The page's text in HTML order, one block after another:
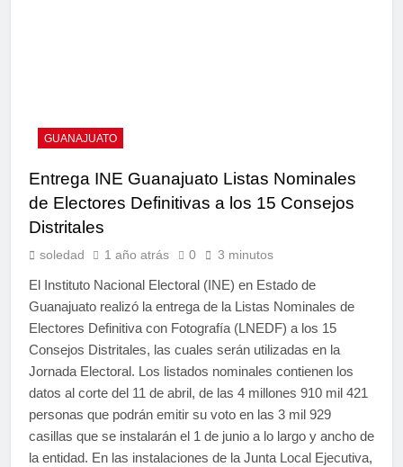
GUANAJUATO
Entrega INE Guanajuato Listas Nominales
de Electores Definitivas a los 15 Consejos
Distritales
soledad 1 año atrás 0 3 minutos
El Instituto Nacional Electoral (INE) en Estado de
Guanajuato realizó la entrega de la Listas Nominales de
Electores Definitiva con Fotografía (LNEDF) a los 15
Consejos Distritales, las cuales serán utilizadas en la
Jornada Electoral. Los listados nominales contienen los
datos al corte del 11 de abril, de las 4 millones 910 mil 421
personas que podrán emitir su voto en las 3 mil 929
casillas que se instalarán el 1 de junio a lo largo y ancho de
la entidad. En las instalaciones de la Junta Local Ejecutiva,